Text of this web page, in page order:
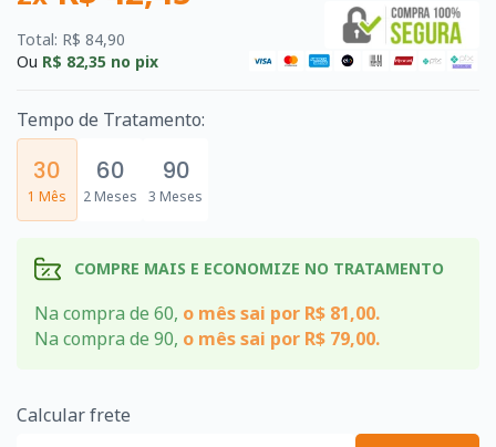
Total: R$ 84,90
Ou R$ 82,35 no pix
Tempo de Tratamento:
30
1 Mês
60
2 Meses
90
3 Meses
COMPRE MAIS E ECONOMIZE NO TRATAMENTO
Na compra de 60, o mês sai por R$ 81,00.
Na compra de 90, o mês sai por R$ 79,00.
Calcular frete